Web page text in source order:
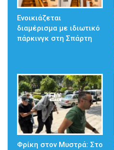
Ενοικιάζεται
διαμέρισμα με ιδιωτικό
πάρκινγκ στη Σπάρτη
Φρίκη στον Μυστρά: Στο